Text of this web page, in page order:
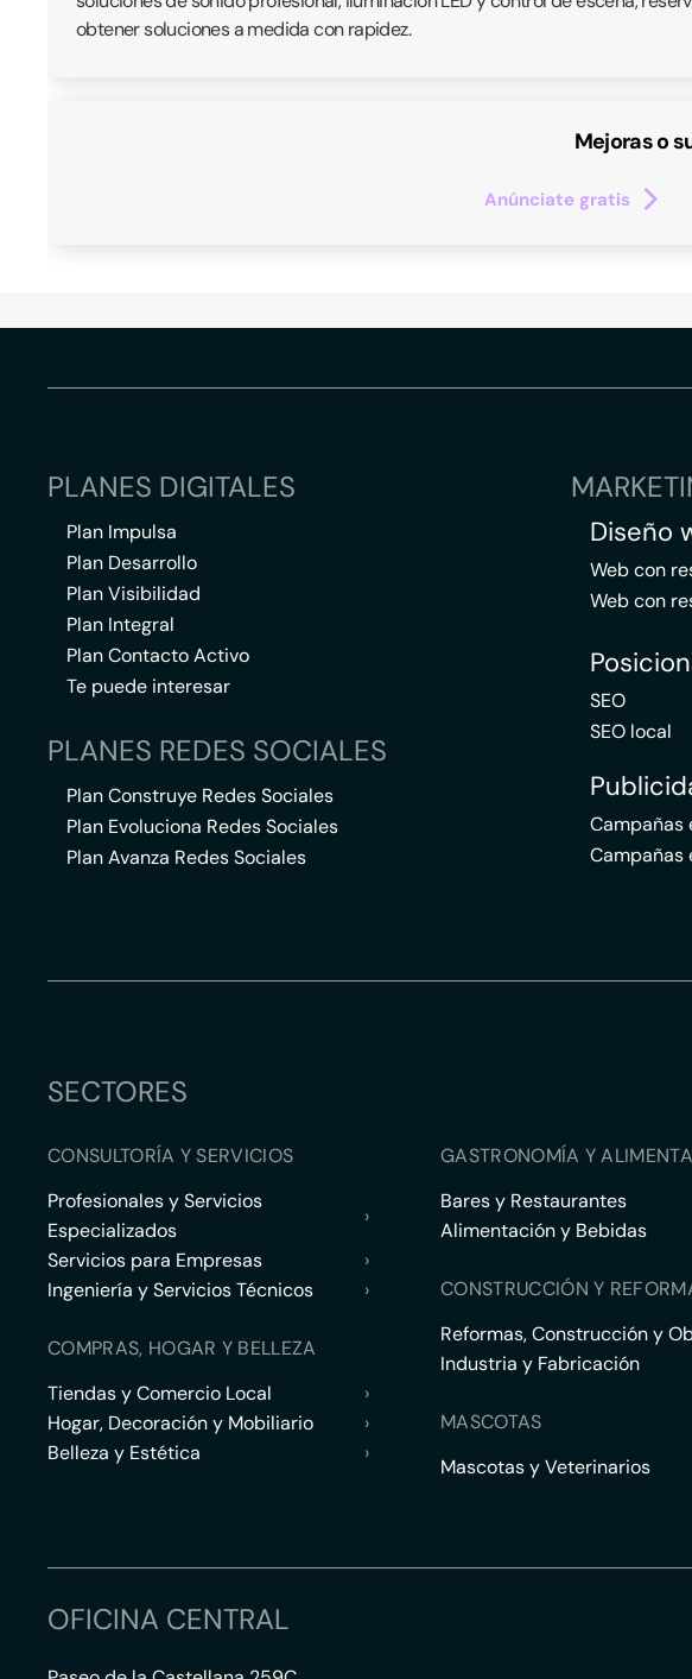
obtener soluciones a medida con rapidez.
Mejoras o
Anúnciate gratis
PLANES DIGITALES
Plan Impulsa
Plan Desarrollo
Plan Visibilidad
Plan Integral
Plan Contacto Activo
Te puede interesar
PLANES REDES SOCIALES
Plan Construye Redes Sociales
Plan Evoluciona Redes Sociales
Plan Avanza Redes Sociales
Diseño
Web con
Web con
SEO
SEO local
Campañas
Campañas
SECTORES
CONSULTORÍA Y SERVICIOS
Profesionales y Servicios
Especializados
›
Servicios para Empresas
›
Ingeniería y Servicios Técnicos
›
COMPRAS, HOGAR Y BELLEZA
Tiendas y Comercio Local
›
Hogar, Decoración y Mobiliario
›
Belleza y Estética
›
GASTRONOMÍA Y
Bares y Restaurantes
Alimentación y Bebidas
CONSTRUCCIÓN Y
Reformas, Construcción y
Industria y Fabricación
MASCOTAS
Mascotas y Veterinarios
OFICINA CENTRAL